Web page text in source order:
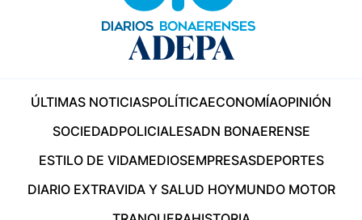
ÚLTIMAS NOTICIASPOLÍTICAECONOMÍAOPINIÓN
SOCIEDADPOLICIALESADN BONAERENSE
ESTILO DE VIDAMEDIOSEMPRESASDEPORTES
DIARIO EXTRAVIDA Y SALUD HOYMUNDO MOTOR